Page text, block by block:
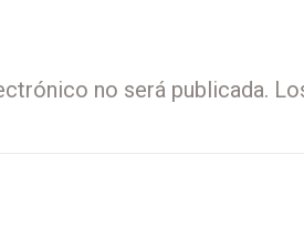
no será publicada.